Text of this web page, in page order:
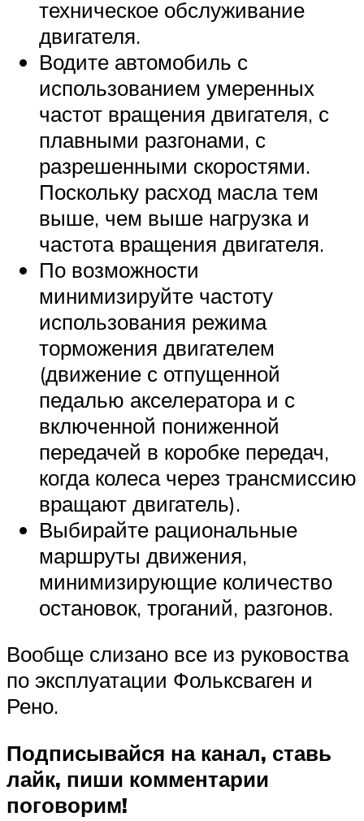
техническое обслуживание
двигателя.
Водите автомобиль с
использованием умеренных
частот вращения двигателя, с
плавными разгонами, с
разрешенными скоростями.
Поскольку расход масла тем
выше, чем выше нагрузка и
частота вращения двигателя.
По возможности
минимизируйте частоту
использования режима
торможения двигателем
(движение с отпущенной
педалью акселератора и с
включенной пониженной
передачей в коробке передач,
когда колеса через трансмиссию
вращают двигатель).
Выбирайте рациональные
маршруты движения,
минимизирующие количество
остановок, троганий, разгонов.
Вообще слизано все из руковоства
по эксплуатации Фольксваген и
Рено.
Подписывайся на канал, ставь
лайк, пиши комментарии
поговорим!